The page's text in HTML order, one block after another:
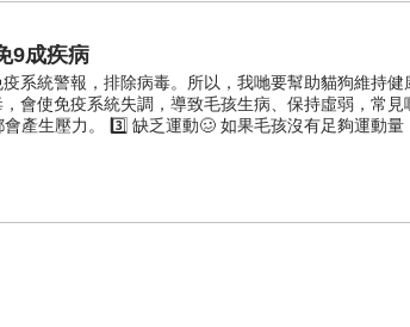
9成疾病
統警報，排除病毒。所以，我哋要幫助貓狗維持健
會使免疫系統失調，導致毛孩生病、保持虛弱，常
產生壓力。 3️⃣ 缺乏運動🥴 如果毛孩沒有足夠運動
要為了特定目標：例如泌尿道、去毛球、皮毛、關節
🌟🐱貓狗都適合🐶 ✨日本製造 AKANE 寵物專用 漢
🔊 買滿$400就可以免費送貨